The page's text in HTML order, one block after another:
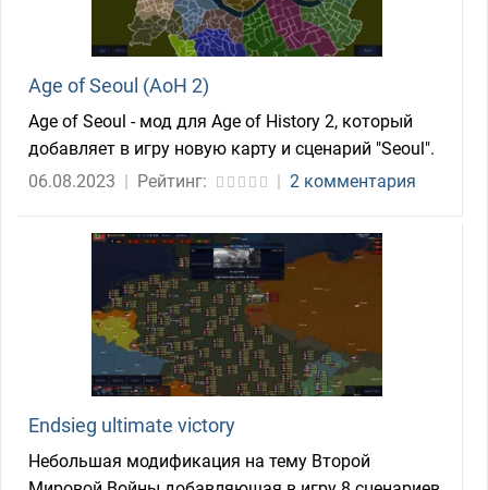
Age of Seoul (AoH 2)
Age of Seoul - мод для Age of History 2, который
добавляет в игру новую карту и сценарий "Seoul".
06.08.2023 | Рейтинг: | 2 комментария
Endsieg ultimate victory
Небольшая модификация на тему Второй